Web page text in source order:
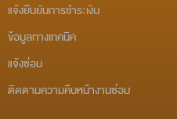
แจ้งยืนยันการชำระเงิน
ข้อมูลทางเทคนิค
แจ้งซ่อม
ติดตามความคืบหน้างานซ่อม